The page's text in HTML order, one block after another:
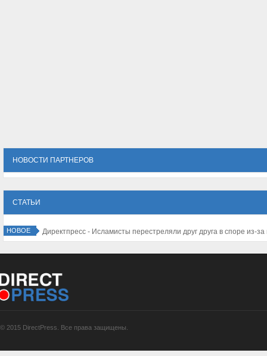
НОВОСТИ ПАРТНЕРОВ
СТАТЬИ
НОВОЕ Директпресс - Исламисты перестреляли друг
© 2015 DirectPress. Все права защищены.